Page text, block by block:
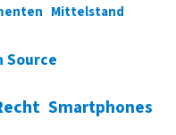
Mittelstand
Source
Smartphones